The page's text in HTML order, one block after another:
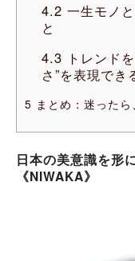
4.2 一生モノ
と
4.3 トレンド
さ”を表現でき
5 まとめ：迷った
日本の美意識を形
《NIWAKA》